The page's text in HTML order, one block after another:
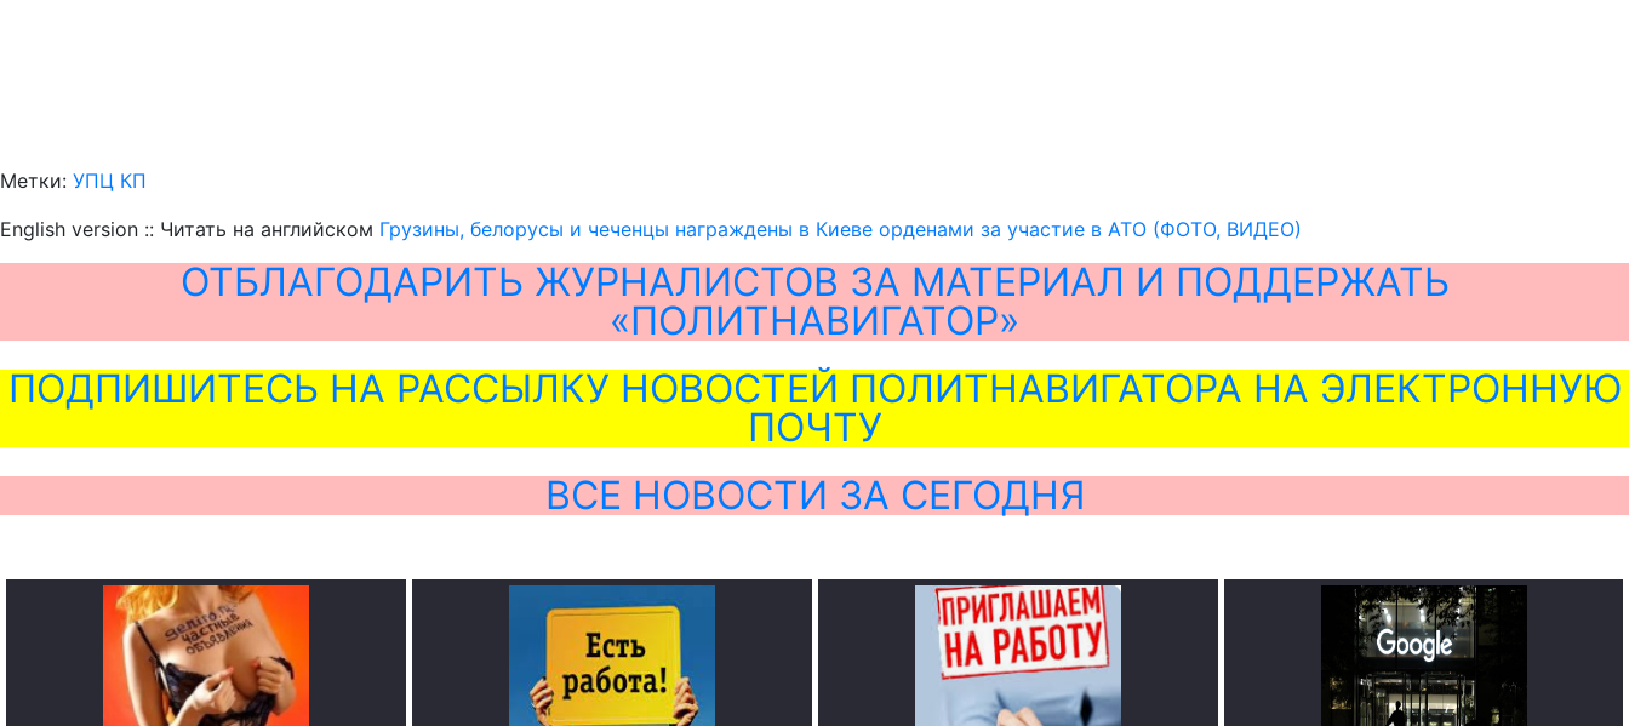
Метки: УПЦ КП
English version :: Читать на английском Грузины, белорусы и чеченцы награждены в Киеве орденами за участие в АТО (ФОТО, ВИДЕО)
ОТБЛАГОДАРИТЬ ЖУРНАЛИСТОВ ЗА МАТЕРИАЛ И ПОДДЕРЖАТЬ
«ПОЛИТНАВИГАТОР»
ПОДПИШИТЕСЬ НА РАССЫЛКУ НОВОСТЕЙ ПОЛИТНАВИГАТОРА НА ЭЛЕКТРОННУЮ
ПОЧТУ
ВСЕ НОВОСТИ ЗА СЕГОДНЯ